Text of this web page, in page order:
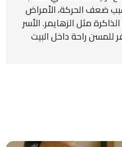
ضعف الحركة، الأمراض
مثل الزهايمر. الأسر
للمسن راحة داخل البيت